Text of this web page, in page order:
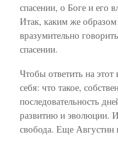
спасении, о Боге и его
Итак, каким же
вразумительно
спасении.
Чтобы ответить на
себя: что такое,
последовательность
развитию и эволюции.
свобода. Еще Августин